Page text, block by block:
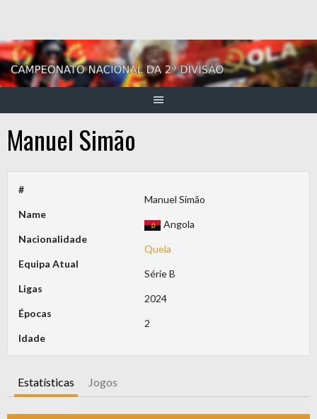
content
Manuel Simão
#
Name
Manuel Simão
Nacionalidade
Angola
Equipa Atual
Quela
Ligas
Série B
Épocas
2024
Idade
2
Estatísticas Jogos